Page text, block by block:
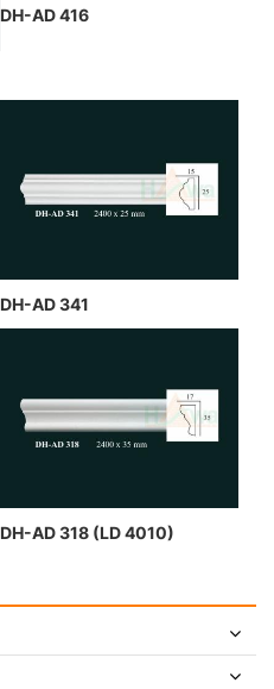
DH-AD 416
DH-AD 341
DH-AD 318 (LD 4010)